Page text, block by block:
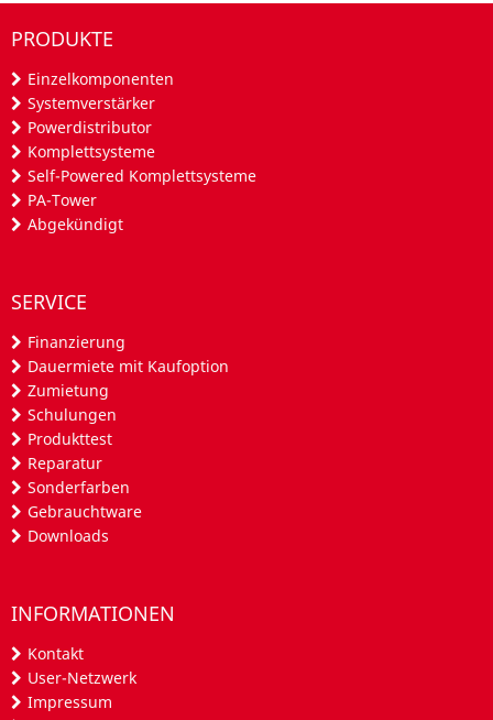
PRODUKTE
Einzelkomponenten
Systemverstärker
Powerdistributor
Komplettsysteme
Self-Powered Komplettsysteme
PA-Tower
Abgekündigt
SERVICE
Finanzierung
Dauermiete mit Kaufoption
Zumietung
Schulungen
Produkttest
Reparatur
Sonderfarben
Gebrauchtware
Downloads
INFORMATIONEN
Kontakt
User-Netzwerk
Impressum